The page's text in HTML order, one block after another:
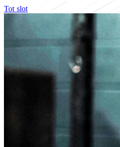
Tot slot